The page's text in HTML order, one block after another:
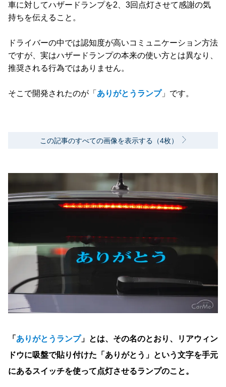
車に対してハザードランプを2、3回点灯させて感謝の気
持ちを伝えること。
ドライバーの中では認知度が高いコミュニケーション方法
ですが、実はハザードランプの本来の使い方とは異なり、
推奨される行為ではありません。
そこで開発されたのが「 ありがとうランプ」です。
この記事のすべての画像を表示する（4枚）
「 ありがとうランプ」とは、その名のとおり、リアウィン
ドウに吸盤で貼り付けた「ありがとう」という文字を手元
にあるスイッチを使って点灯させるランプのこと。